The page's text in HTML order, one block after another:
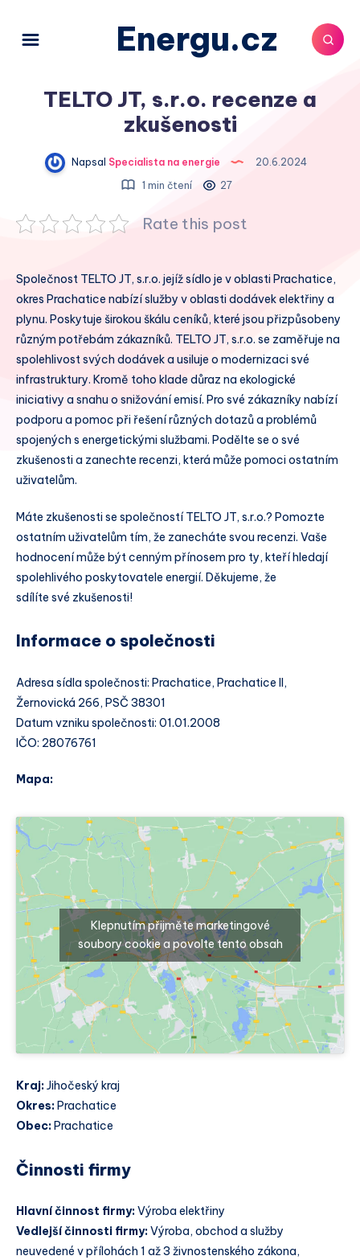
Energu.cz
TELTO JT, s.r.o. recenze a
zkušenosti
Napsal Specialista na energie
20.6.2024
1 min čtení
27
Rate this post
Společnost TELTO JT, s.r.o. jejíž sídlo je v oblasti Prachatice,
okres Prachatice nabízí služby v oblasti dodávek elektřiny a
plynu. Poskytuje širokou škálu ceníků, které jsou přizpůsobeny
různým potřebám zákazníků. TELTO JT, s.r.o. se zaměřuje na
spolehlivost svých dodávek a usiluje o modernizaci své
infrastruktury. Kromě toho klade důraz na ekologické
iniciativy a snahu o snižování emisí. Pro své zákazníky nabízí
podporu a pomoc při řešení různých dotazů a problémů
spojených s energetickými službami. Podělte se o své
zkušenosti a zanechte recenzi, která může pomoci ostatním
uživatelům.
Máte zkušenosti se společností TELTO JT, s.r.o.? Pomozte
ostatním uživatelům tím, že zanecháte svou recenzi. Vaše
hodnocení může být cenným přínosem pro ty, kteří hledají
spolehlivého poskytovatele energií. Děkujeme, že
sdílíte své zkušenosti!
Informace o společnosti
Adresa sídla společnosti: Prachatice, Prachatice II,
Žernovická 266, PSČ 38301
Datum vzniku společnosti: 01.01.2008
IČO: 28076761
Mapa:
Klepnutím přijměte marketingové
soubory cookie a povolte tento obsah
Kraj:Jihočeský kraj
Okres: Prachatice
Obec: Prachatice
Činnosti firmy
Hlavní činnost firmy:Výroba elektřiny
Vedlejší činnosti firmy:Výroba, obchod a služby
neuvedené v přílohách 1 až 3 živnostenského zákona,